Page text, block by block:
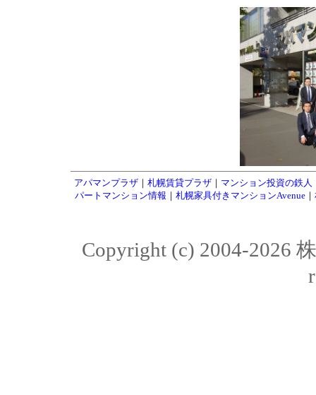
アパマンプラザ ｜ 札幌賃貸プラザ ｜ マンション投資の鉄人
パートマンション情報 ｜ 札幌家具付きマンションAvenue｜
Copyright (c) 2004-2026